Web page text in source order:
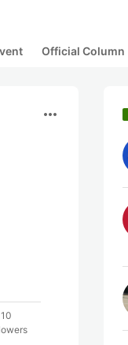
Official Column
more_horiz
10